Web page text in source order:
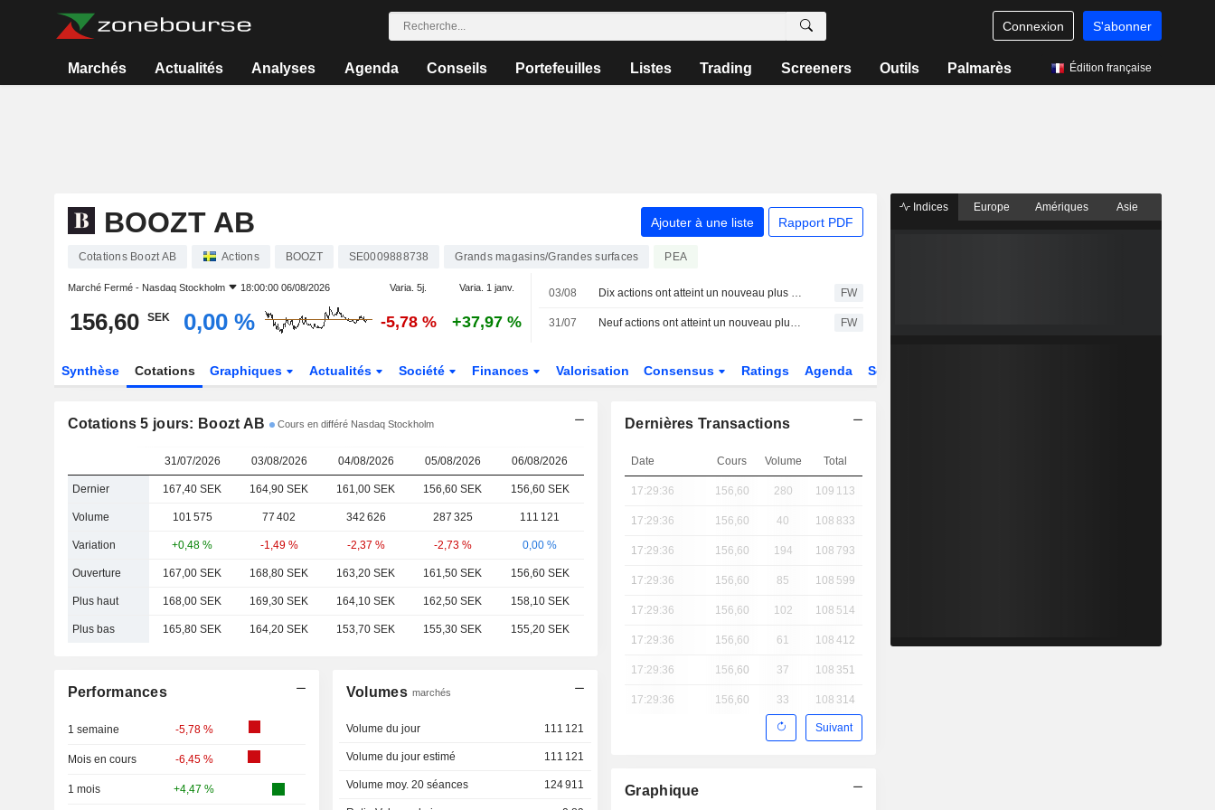
Connexion S'abonner
Marchés Actualités Analyses Agenda Conseils Portefeuilles Listes Trading Screeners Outils Palmarès Édition française
BOOZT AB Ajouter à une liste Rapport PDF
Cotations Boozt AB Actions BOOZT SE0009888738 Grands magasins/Grandes surfaces PEA
Marché Fermé - Nasdaq Stockholm 18:00:00 06/08/2026 Varia. 5j. Varia. 1 janv.
156,60 SEK 0,00 % -5,78 % +37,97 %
03/08 Dix actions ont atteint un nouveau plus haut sur 52 semaines aujourd'hui à la Bourse de Stockholm FW
31/07 Neuf actions ont atteint un nouveau plus haut sur 52 semaines aujourd'hui à la Bourse de Stockholm FW
Synthèse Cotations Graphiques Actualités Société Finances Valorisation Consensus Ratings Agenda Secteur
Cotations 5 jours: Boozt AB Cours en différé Nasdaq Stockholm
31/07/2026 03/08/2026 04/08/2026 05/08/2026 06/08/2026
Dernier 167,40 SEK 164,90 SEK 161,00 SEK 156,60 SEK 156,60 SEK
Volume 101 575 77 402 342 626 287 325 111 121
Variation +0,48 % -1,49 % -2,37 % -2,73 % 0,00 %
Ouverture 167,00 SEK 168,80 SEK 163,20 SEK 161,50 SEK 156,60 SEK
Plus haut 168,00 SEK 169,30 SEK 164,10 SEK 162,50 SEK 158,10 SEK
Plus bas 165,80 SEK 164,20 SEK 153,70 SEK 155,30 SEK 155,20 SEK
Performances
1 semaine -5,78 %
Mois en cours -6,45 %
1 mois +4,47 %
Volumes marchés
Volume du jour 111 121
Volume du jour estimé 111 121
Volume moy. 20 séances 124 911
Dernières Transactions
Date Cours Volume Total
17:29:36 156,60 280 109 113
17:29:36 156,60 40 108 833
17:29:36 156,60 194 108 793
17:29:36 156,60 85 108 599
17:29:36 156,60 102 108 514
17:29:36 156,60 61 108 412
17:29:36 156,60 37 108 351
17:29:36 156,60 33 108 314
Suivant
Graphique
Indices Europe Amériques Asie